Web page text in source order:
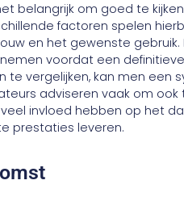
belangrijk om goed te
factoren spelen
en het gewenste gebruik.
voordat een
te vergelijken, kan men een
adviseren vaak om
invloed hebben op het
prestaties leveren.